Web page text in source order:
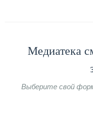
Медиатека
Выберите свой